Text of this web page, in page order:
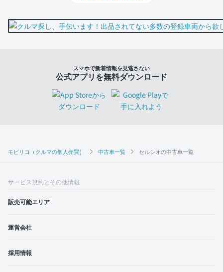
モビリコ（クルマの個人売買） 中古車一覧 セルシオの中古車一覧
スマホで新着情報を見逃さない
公式アプリを無料ダウンロード
サービス規約とその他情報
販売可能エリア
運営会社
採用情報